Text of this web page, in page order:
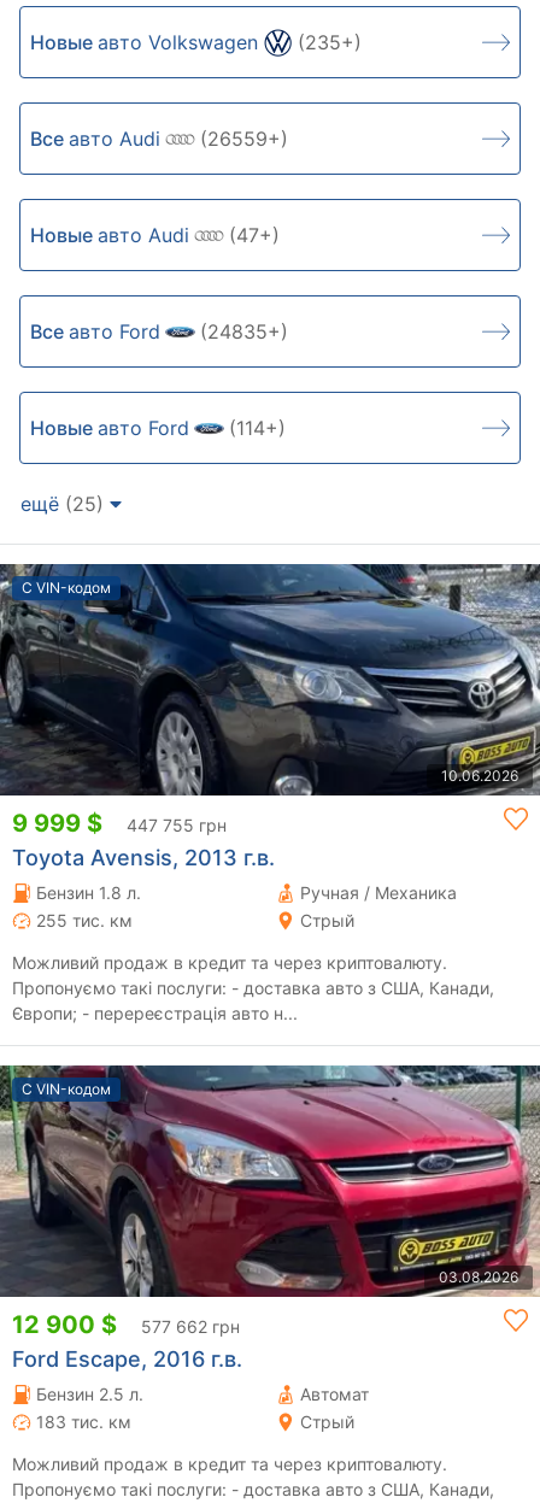
Новые авто Volkswagen (235+)
Все авто Audi (26559+)
Новые авто Audi (47+)
Все авто Ford (24835+)
Новые авто Ford (114+)
ещё (25)
С VIN-кодом
10.06.2026
9 999 $ 447 755 грн
Toyota Avensis, 2013 г.в.
Бензин 1.8 л.
Ручная / Механика
255 тис. км
Стрый
Можливий продаж в кредит та через криптовалюту.
Пропонуємо такі послуги: - доставка авто з США, Канади,
Європи; - перереєстрація авто н...
С VIN-кодом
03.08.2026
12 900 $ 577 662 грн
Ford Escape, 2016 г.в.
Бензин 2.5 л.
Автомат
183 тис. км
Стрый
Можливий продаж в кредит та через криптовалюту.
Пропонуємо такі послуги: - доставка авто з США, Канади,